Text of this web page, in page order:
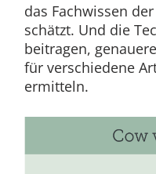
das Fachwissen
schätzt. Und die
beitragen,
für verschiedene
ermitteln.